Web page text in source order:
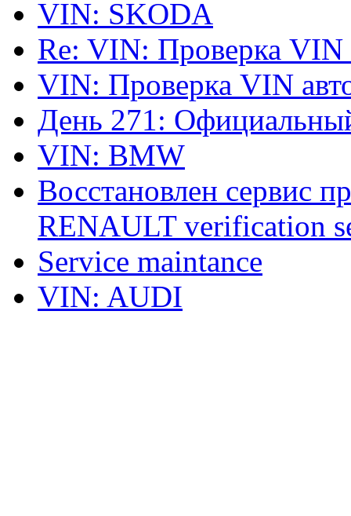
VIN: SKODA
Re: VIN: Проверка VIN
VIN: Проверка VIN
День 271:
VIN: BMW
Восстановлен сервис
RENAULT verification
Service maintance
VIN: AUDI